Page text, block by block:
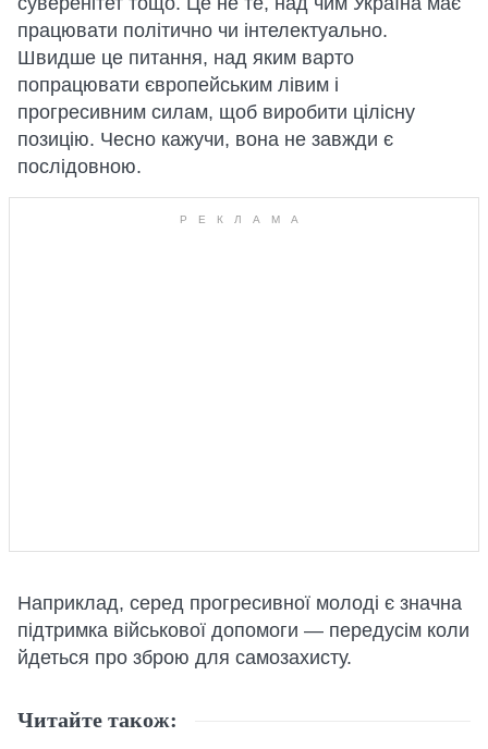
працювати політично чи інтелектуально.
Швидше це питання, над яким варто
попрацювати європейським лівим і
прогресивним силам, щоб виробити цілісну
позицію. Чесно кажучи, вона не завжди є
послідовною.
Наприклад, серед прогресивної молоді є значна
підтримка військової допомоги — передусім коли
йдеться про зброю для самозахисту.
Читайте також: